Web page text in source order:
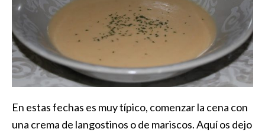
En estas fechas es muy típico, comenzar la cena con
una crema de langostinos o de mariscos. Aquí os dejo